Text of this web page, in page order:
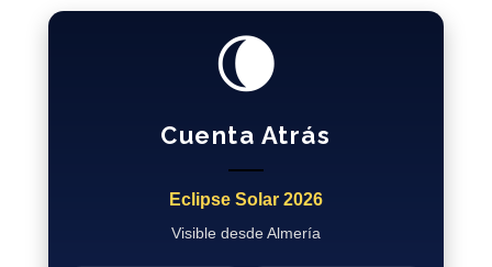
🌘
Cuenta Atrás
Eclipse Solar 2026
Visible desde Almería